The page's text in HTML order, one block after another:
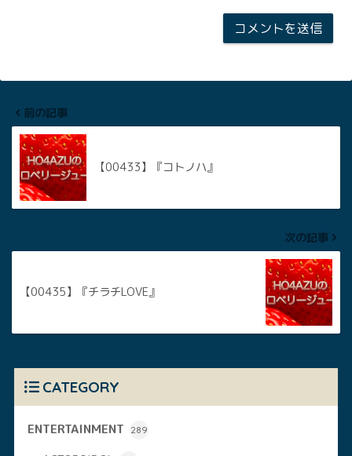
前の記事
【00433】『コトノハ』
次の記事
【00435】『チラチLOVE』
CATEGORY
ENTERTAINMENT 289